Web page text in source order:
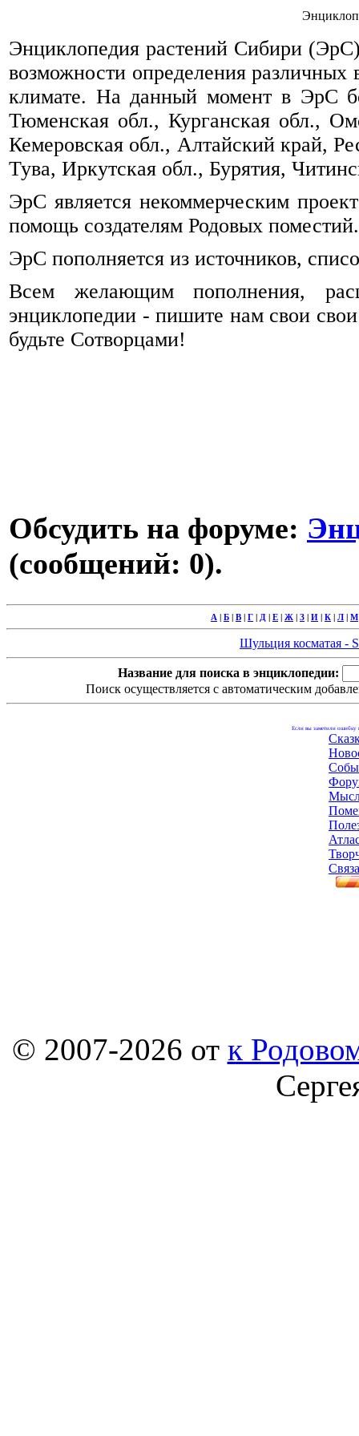
Энциклопедия растений Сибири (ЭрС)
возможности определения
климате. На данный момент в ЭрС
Тюменская обл., Курганская обл.,
Кемеровская обл., Алтайский край,
Тува, Иркутская обл., Бурятия,
ЭрС является некоммерческим
помощь создателям Родовых поместий.
ЭрС пополняется из источников,
Всем желающим пополнения,
энциклопедии - пишите нам свои
будьте Сотворцами!
Обсудить на форуме:
(сообщений: 0).
А | Б | В | Г | Д | Е | Ж | З | И | К | Л | М
Шульция косматая -
Название для поиска в энциклопедии:
Поиск осуществляется с автоматическим
Если вы заметили ошибку
© 2007-2026 от к